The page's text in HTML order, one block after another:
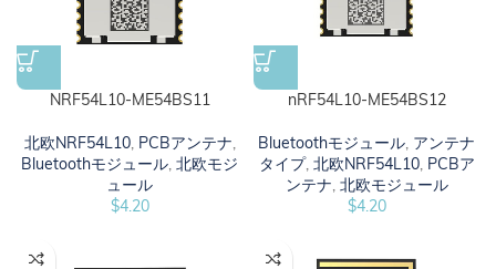
NRF54L10-ME54BS11
北欧NRF54L10, PCBアンテナ,
Bluetoothモジュール, 北欧モジ
ュール
$4.20
nRF54L10-ME54BS12
Bluetoothモジュール, アンテナ
タイプ, 北欧NRF54L10, PCBア
ンテナ, 北欧モジュール
$4.20